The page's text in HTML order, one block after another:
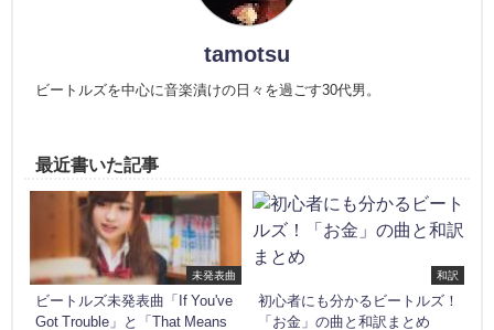
tamotsu
ビートルズを中心に音楽漬けの日々を過ごす30代男。
最近書いた記事
未発表曲
ビートルズ未発表曲「If You've
Got Trouble」と「That Means
和訳
初心者にも分かるビートルズ！
「お金」の曲と和訳まとめ